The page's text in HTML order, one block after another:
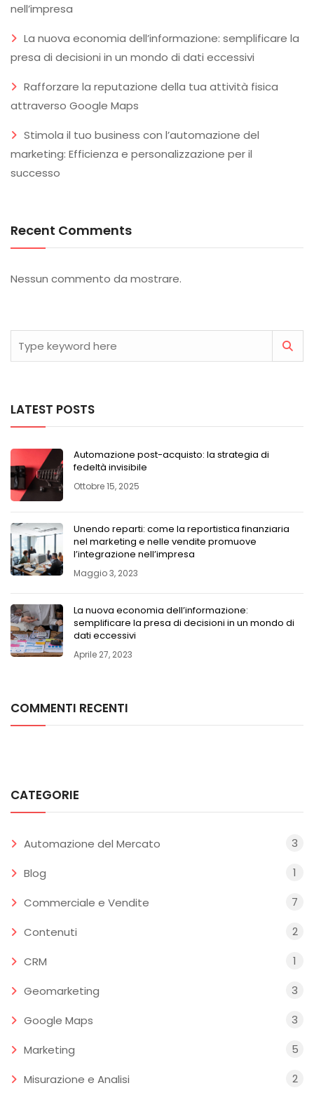
nell’impresa
La nuova economia dell’informazione: semplificare la
presa di decisioni in un mondo di dati eccessivi
Rafforzare la reputazione della tua attività fisica
attraverso Google Maps
Stimola il tuo business con l’automazione del
marketing: Efficienza e personalizzazione per il
successo
Recent Comments
Nessun commento da mostrare.
LATEST POSTS
Automazione post-acquisto: la strategia di
fedeltà invisibile
Ottobre 15, 2025
Unendo reparti: come la reportistica finanziaria
nel marketing e nelle vendite promuove
l’integrazione nell’impresa
Maggio 3, 2023
La nuova economia dell’informazione:
semplificare la presa di decisioni in un mondo di
dati eccessivi
Aprile 27, 2023
COMMENTI RECENTI
CATEGORIE
Automazione del Mercato 3
Blog 1
Commerciale e Vendite 7
Contenuti 2
CRM 1
Geomarketing 3
Google Maps 3
Marketing 5
Misurazione e Analisi 2